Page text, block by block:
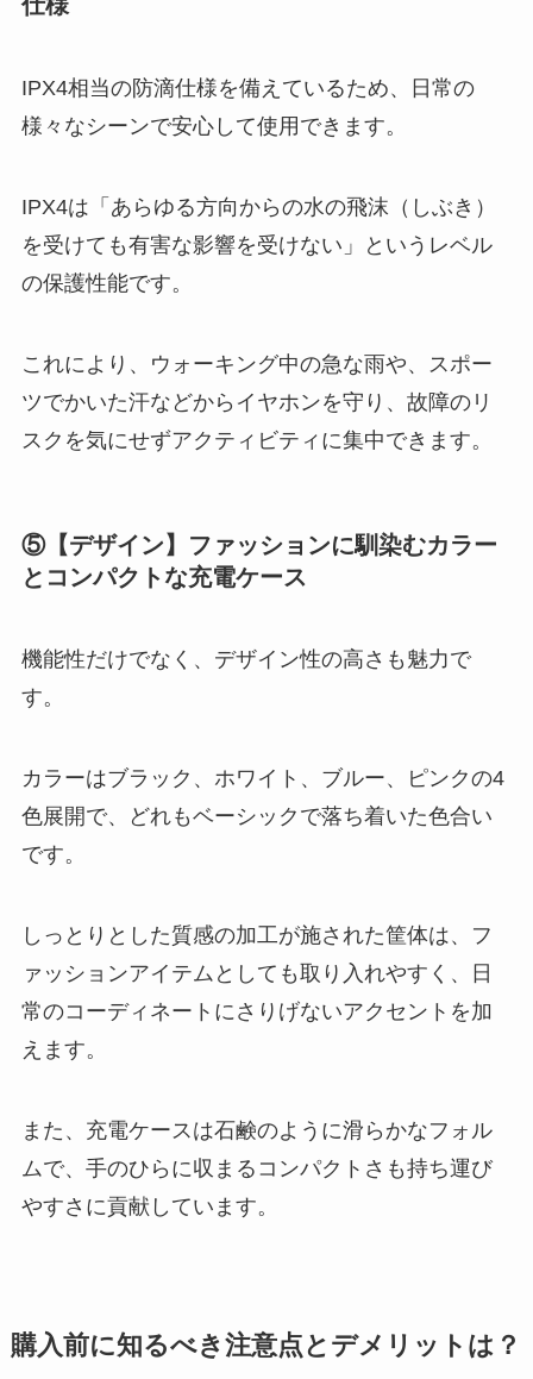
仕様
IPX4相当の防滴仕様を備えているため、日常の
様々なシーンで安心して使用できます。
IPX4は「あらゆる方向からの水の飛沫（しぶき）
を受けても有害な影響を受けない」というレベル
の保護性能です。
これにより、ウォーキング中の急な雨や、スポー
ツでかいた汗などからイヤホンを守り、故障のリ
スクを気にせずアクティビティに集中できます。
⑤【デザイン】ファッションに馴染むカラー
とコンパクトな充電ケース
機能性だけでなく、デザイン性の高さも魅力で
す。
カラーはブラック、ホワイト、ブルー、ピンクの4
色展開で、どれもベーシックで落ち着いた色合い
です。
しっとりとした質感の加工が施された筐体は、フ
ァッションアイテムとしても取り入れやすく、日
常のコーディネートにさりげないアクセントを加
えます。
また、充電ケースは石鹸のように滑らかなフォル
ムで、手のひらに収まるコンパクトさも持ち運び
やすさに貢献しています。
購入前に知るべき注意点とデメリットは？